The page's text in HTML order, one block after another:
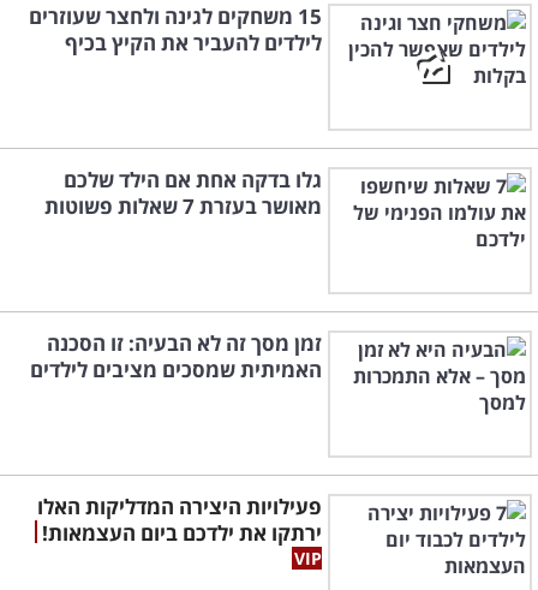
15 משחקים לגינה ולחצר שעוזרים
לילדים להעביר את הקיץ בכיף
גלו בדקה אחת אם הילד שלכם
מאושר בעזרת 7 שאלות פשוטות
זמן מסך זה לא הבעיה: זו הסכנה
האמיתית שמסכים מציבים לילדים
פעילויות היצירה המדליקות האלו
ירתקו את ילדכם ביום העצמאות!